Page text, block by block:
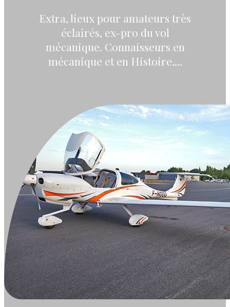
Extra, lieux pour amateurs très
éclairés, ex-pro du vol
mécanique. Connaisseurs en
mécanique et en Histoire....